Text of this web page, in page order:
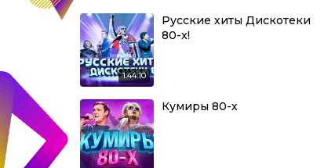
1:44:10
Русские хиты Дискотеки
80-х!
Кумиры 80-х